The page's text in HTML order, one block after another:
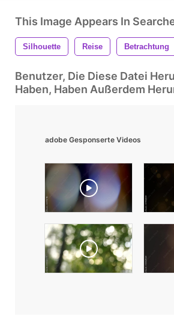
This Image Appears In
Silhouette Reise Betrachtung
Benutzer, Die Diese Datei
Haben, Haben Außerdem
adobe Gesponserte Videos